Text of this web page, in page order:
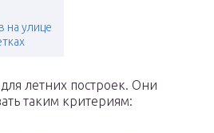
на улице
летних построек. Они
таким критериям: